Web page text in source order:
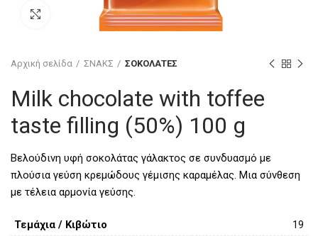
Click to enlarge
Αρχική σελίδα ΣΝΑΚΣ ΣΟΚΟΛΑΤΕΣ
Milk chocolate with toffee
taste filling (50%) 100 g
Βελούδινη υφή σοκολάτας γάλακτος σε συνδυασμό με
πλούσια γεύση κρεμώδους γέμισης καραμέλας. Μια σύνθεση
με τέλεια αρμονία γεύσης.
Τεμάχια / Κιβώτιο 19